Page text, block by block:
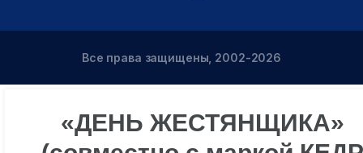
Все права защищены, 2002-2026